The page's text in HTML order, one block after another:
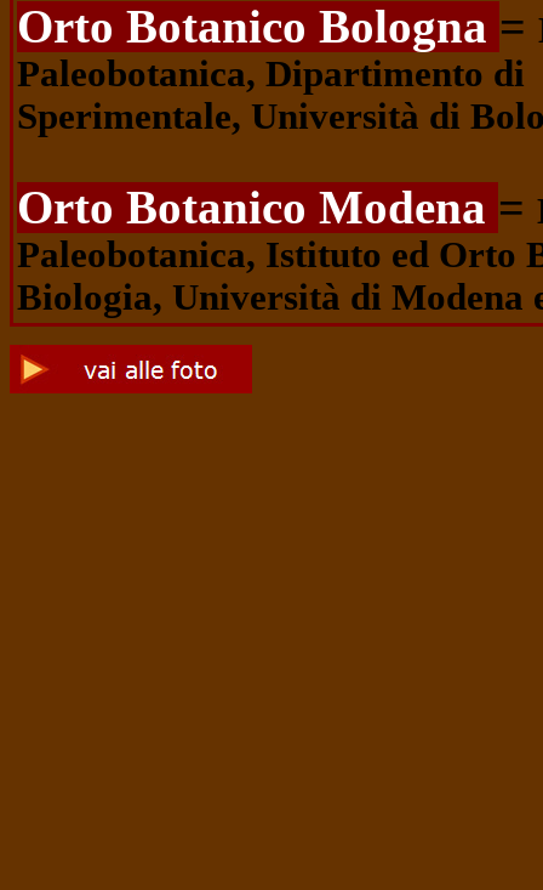
Orto Botanico Bologna =
Paleobotanica, Dipartimento
Sperimentale, Università di
Orto Botanico Modena =
Paleobotanica, Istituto ed Orto
Biologia, Università di Modena